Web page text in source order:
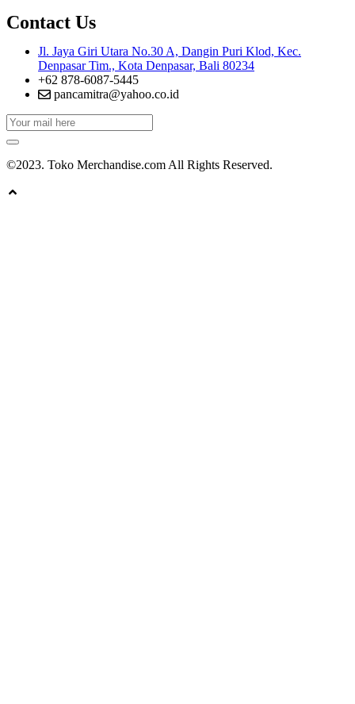
Contact Us
Jl. Jaya Giri Utara No.30 A, Dangin Puri Klod, Kec.
Denpasar Tim., Kota Denpasar, Bali 80234
+62 878-6087-5445
pancamitra@yahoo.co.id
©2023. Toko Merchandise.com All Rights Reserved.